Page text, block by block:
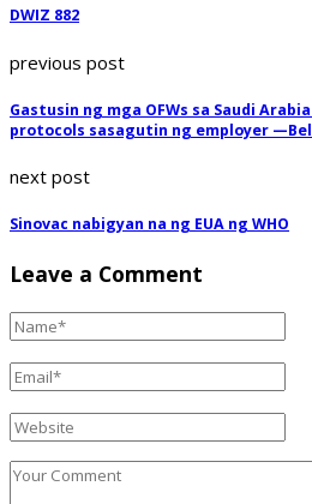
DWIZ 882
previous post
Gastusin ng mga OFWs sa Saudi
protocols sasagutin ng employer
next post
Sinovac nabigyan na ng EUA ng WHO
Leave a Comment